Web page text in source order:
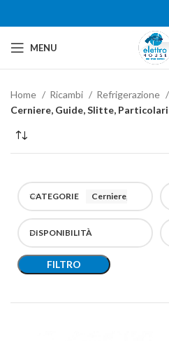
MENU
Home Ricambi
Refrigerazione
Cerniere, Guide, Slitte,
CATEGORIE Cerniere, Guide,
DISPONIBILITÀ
FILTRO